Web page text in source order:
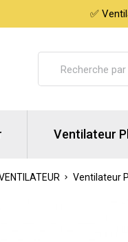
✅
Ventilateur
Ventilateur